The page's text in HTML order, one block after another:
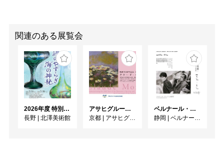
関連のある展覧会
2026年度 特別展「ガレとドーム、アール･ヌーヴォーのガラス 水辺のやすらぎ、海の神秘」
長野 | 北澤美術館
アサヒグループ大山崎山荘美術館 開館30周年記念展「没後100年 クロード・モネ」
京都 | アサヒグループ大山崎山荘美術館
ベルナール・ビュフェと写真 ーカメラがとらえたビュフェとその時代、そして21 世紀へ
静岡 | ベルナール・ビュフェ美術館